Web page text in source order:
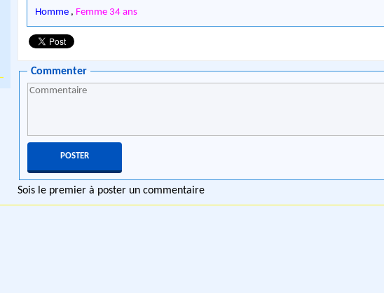
Homme , Femme 34 ans
Commenter
Sois le premier à poster un commentaire